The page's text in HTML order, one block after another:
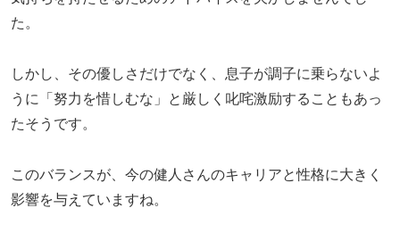
た。
しかし、その優しさだけでなく、息子が調子に乗らないよ
うに「努力を惜しむな」と厳しく叱咤激励することもあっ
たそうです。
このバランスが、今の健人さんのキャリアと性格に大きく
影響を与えていますね。